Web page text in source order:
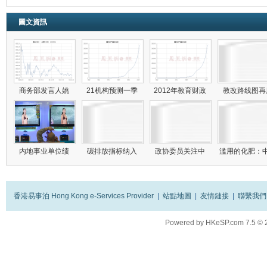
圖文資訊
商务部发言人姚 21机构预测一季 2012年教育财政 教改路线图
内地事业单位绩 碳排放指标纳入 政协委员关注中 滥用的化肥：
香港易事泊 Hong Kong e-Services Provider | 站點地圖 | 友情鏈接 | 聯繫我們
Powered by HKeSP.com 7.5 ©